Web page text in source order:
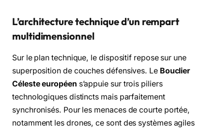
L’architecture technique d’un rempart
multidimensionnel
Sur le plan technique, le dispositif repose sur une
superposition de couches défensives. Le Bouclier
Céleste européen s’appuie sur trois piliers
technologiques distincts mais parfaitement
synchronisés. Pour les menaces de courte portée,
notamment les drones, ce sont des systèmes agiles